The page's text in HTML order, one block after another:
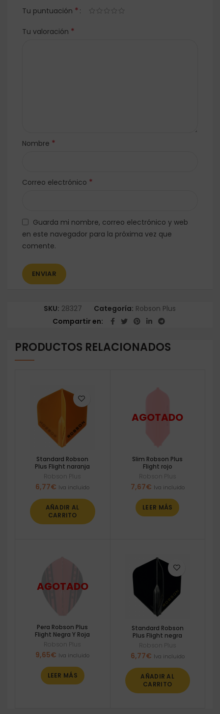
Tu puntuación *
Tu valoración *
Nombre *
Correo electrónico *
Guarda mi nombre, correo electrónico y web
en este navegador para la próxima vez que
comente.
SKU: 28327 Categoría: Robson Plus
Compartir en
PRODUCTOS RELACIONADOS
Standard Robson
Plus Flight naranja
Robson Plus
6,77€ Iva incluido
AÑADIR AL
CARRITO
Slim Robson Plus
Flight rojo
Robson Plus
7,67€ Iva incluido
LEER MÁS
Pera Robson Plus
Flight Negra Y Roja
Robson Plus
9,65€ Iva incluido
LEER MÁS
Standard Robson
Plus Flight negra
Robson Plus
6,77€ Iva incluido
AÑADIR AL
CARRITO